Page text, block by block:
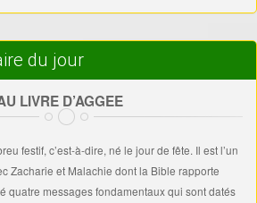
du jour
LIVRE D’AGGEE
festif, c’est-à-dire, né le jour de fête. Il est l’un
Zacharie et Malachie dont la Bible rapporte
quatre messages fondamentaux qui sont datés